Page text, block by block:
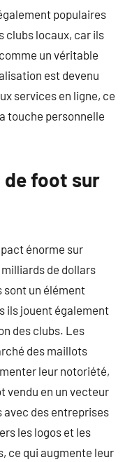
populaires
clubs locaux, car ils
un véritable
est devenu
services en ligne, ce
touche personnelle
de foot sur
énorme sur
de dollars
sont un élément
ils jouent également
des clubs. Les
des maillots
leur notoriété,
vendu en un vecteur
des entreprises
les logos et les
ce qui augmente leur